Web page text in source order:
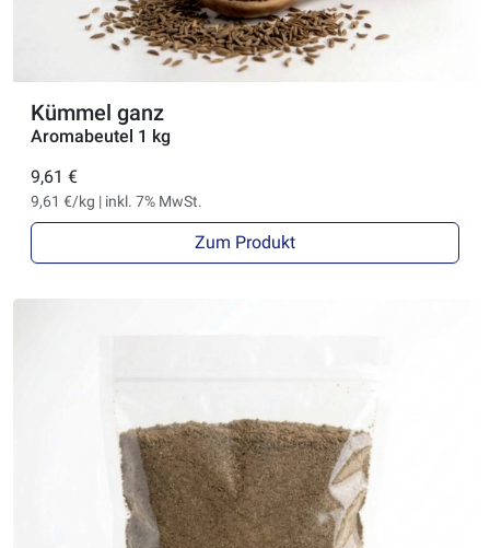
Kümmel ganz
Aromabeutel 1 kg
9,61 €
9,61 €/kg | inkl. 7% MwSt.
Zum Produkt